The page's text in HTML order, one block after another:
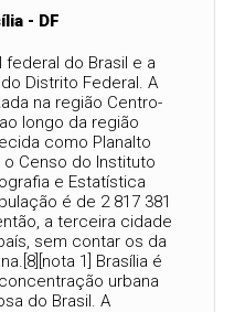
- DF
federal do Brasil e a
Distrito Federal. A
na região Centro-
longo da região
como Planalto
Censo do Instituto
e Estatística
é de 2 817 381
a terceira cidade
sem contar os da
1] Brasília é
urbana
do Brasil. A